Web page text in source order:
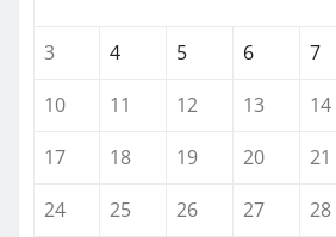
3
4 5 6 7
10
11 12 13 14
17
18 19 20 21
24
25 26 27 28